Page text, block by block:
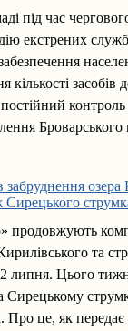
під час
екстрених
кількості
забруднення
Сирецького
та
липня. Цього
Сирецькому
Про це, як